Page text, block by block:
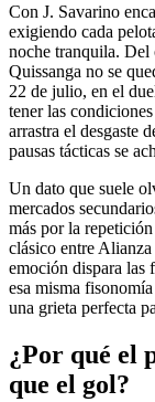
Con J. Savarino
exigiendo cada
noche tranquila. Del
Quissanga no se
22 de julio, en el
tener las
arrastra el desgaste
pausas tácticas se
Un dato que suele
mercados
más por la
clásico entre
emoción dispara las
esa misma
una grieta perfecta
¿Por qué el
que el gol?